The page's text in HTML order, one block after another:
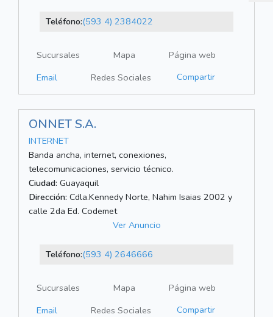
Teléfono:(593 4) 2384022
Sucursales Mapa
Página web
Email
Redes Sociales Compartir
ONNET S.A.
INTERNET
Banda ancha, internet, conexiones,
telecomunicaciones, servicio técnico.
Ciudad: Guayaquil
Dirección: Cdla.Kennedy Norte, Nahim Isaias 2002 y
calle 2da Ed. Codemet
Ver Anuncio
Teléfono:(593 4) 2646666
Sucursales Mapa
Página web
Email
Redes Sociales Compartir